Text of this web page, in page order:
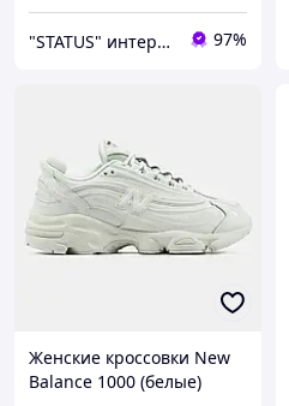
"STATUS" интернет магазин мужской и женской обуви 97%
Женские кроссовки New
Balance 1000 (белые)